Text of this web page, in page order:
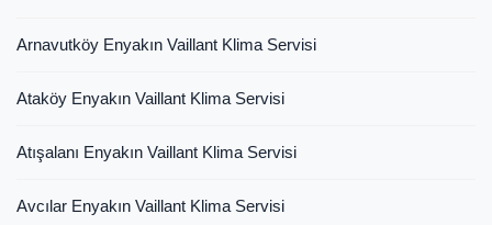
Arnavutköy Enyakın Vaillant Klima Servisi
Ataköy Enyakın Vaillant Klima Servisi
Atışalanı Enyakın Vaillant Klima Servisi
Avcılar Enyakın Vaillant Klima Servisi